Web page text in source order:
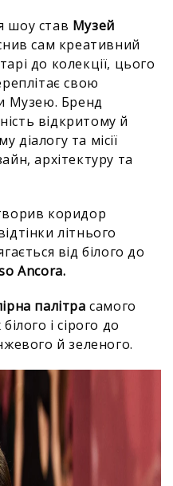
шоу став Музей
сам креативний
до колекції, цього
свою
Музею. Бренд
відкритому й
діалогу та місії
архітектуру та
коридор
літнього
від білого до
Ancora.
палітра самого
і сірого до
й зеленого.